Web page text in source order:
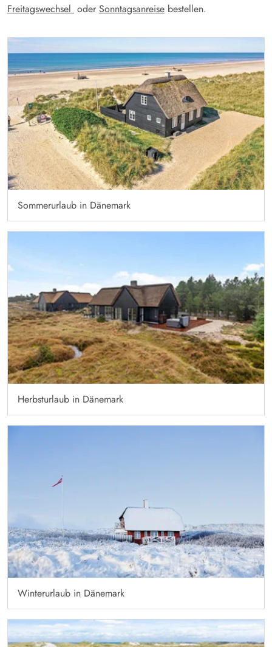
Freitagswechsel oder Sonntagsanreise bestellen.
Sommerurlaub in Dänemark
Herbsturlaub in Dänemark
Winterurlaub in Dänemark